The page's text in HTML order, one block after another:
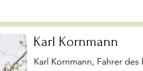
Karl Kornmann
Karl Kornmann, Fahrer